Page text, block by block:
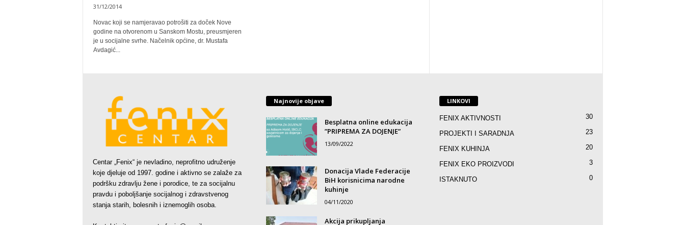
31/12/2014
Novac koji se namjeravao potrošiti za doček Nove
godine na otvorenom u Sanskom Mostu, preusmjeren
je u socijalne svrhe. Načelnik općine, dr. Mustafa
Avdagić...
Centar „Fenix“ je nevladino, neprofitno udruženje
koje djeluje od 1997. godine i aktivno se zalaže za
podršku zdravlju žene i porodice, te za socijalnu
pravdu i poboljšanje socijalnog i zdravstvenog
stanja starih, bolesnih i iznemoglih osoba.
Najnovije objave
Besplatna online edukacija
”PRIPREMA ZA DOJENJE”
13/09/2022
Donacija Vlade Federacije
BiH korisnicima narodne
kuhinje
04/11/2020
Akcija prikupljanja
LINKOVI
FENIX AKTIVNOSTI 30
PROJEKTI I SARADNJA 23
FENIX KUHINJA 20
FENIX EKO PROIZVODI 3
ISTAKNUTO 0